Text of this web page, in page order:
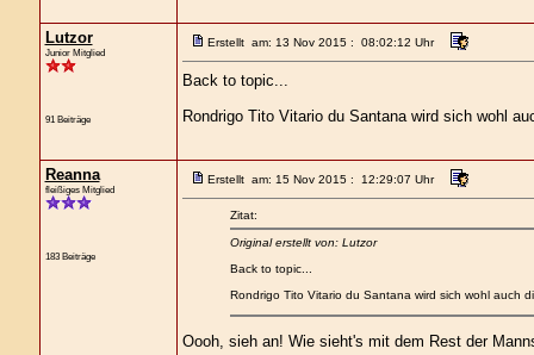
Lutzor
Junior Mitglied
91 Beiträge
Erstellt am: 13 Nov 2015 : 08:02:12 Uhr
Back to topic...
Rondrigo Tito Vitario du Santana wird sich wohl
Reanna
fleißiges Mitglied
183 Beiträge
Erstellt am: 15 Nov 2015 : 12:29:07 Uhr
Zitat:
Original erstellt von: Lutzor
Back to topic...
Rondrigo Tito Vitario du Santana wird sich wohl auch
Oooh, sieh an! Wie sieht's mit dem Rest der